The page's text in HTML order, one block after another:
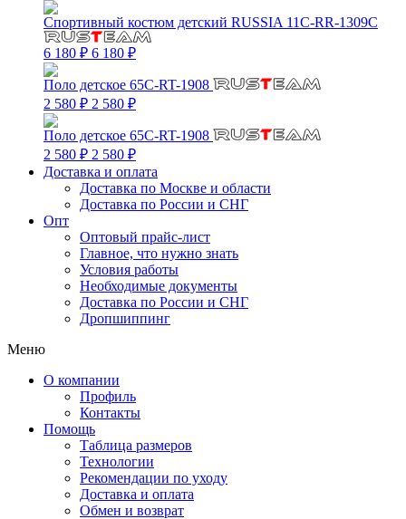
Спортивный костюм детский RUSSIA 11C-RR-1309C
6 180 ₽ 6 180 ₽
Поло детское 65C-RT-1908
2 580 ₽ 2 580 ₽
Поло детское 65C-RT-1908
2 580 ₽ 2 580 ₽
Доставка и оплата
Доставка по Москве и области
Доставка по России и СНГ
Опт
Оптовый прайс-лист
Главное, что нужно знать
Условия работы
Необходимые документы
Доставка по России и СНГ
Дропшиппинг
Меню
О компании
Профиль
Контакты
Помощь
Таблица размеров
Технологии
Рекомендации по уходу
Доставка и оплата
Обмен и возврат